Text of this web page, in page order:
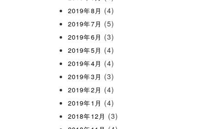
2019年8月 (4)
2019年7月 (5)
2019年6月 (3)
2019年5月 (4)
2019年4月 (4)
2019年3月 (3)
2019年2月 (4)
2019年1月 (4)
2018年12月 (3)